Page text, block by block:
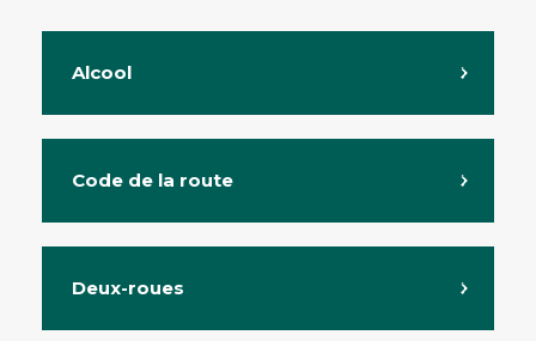
Alcool
Code de la route
Deux-roues